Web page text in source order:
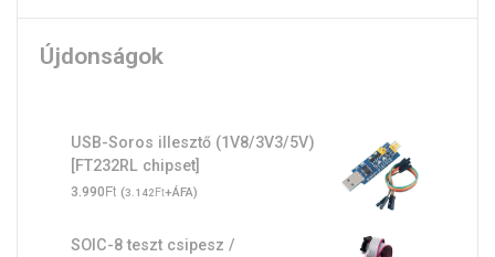
Újdonságok
USB-Soros illesztő (1V8/3V3/5V)
[FT232RL chipset]
3.990Ft (3.142Ft+ÁFA)
SOIC-8 teszt csipesz /